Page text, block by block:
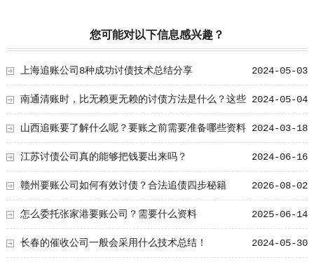
您可能对以下信息感兴趣？
2024-05-03
上海追账公司8种成功讨债技术总结分享
2024-05-04
南通清账时，比无赖更无赖的讨债方法是什么？这些
技术值得学习！ 2024-03-18
山西追账要了解什么呢？要账之前需要准备哪些资料
2024-06-16
江苏讨债公司真的能够把钱要出来吗？
2026-08-02
赣州要账公司如何有效讨债？合法追债四步秘籍
2025-06-14
怎么委托张家港要账公司？需要什么资料
2024-05-30
长春的催收公司一般会采用什么技术总结！